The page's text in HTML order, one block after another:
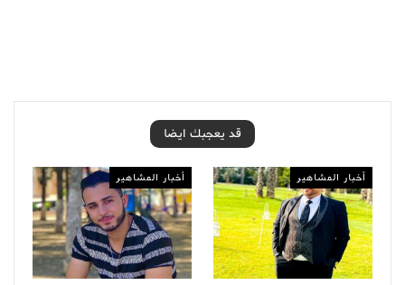
قد يعجبك ايضا
أخبار المشاهير أخبار المشاهير